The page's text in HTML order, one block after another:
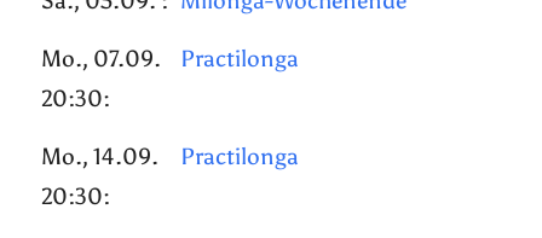
Mo., 07.09.
20:30:
Practilonga
Mo., 14.09.
20:30:
Practilonga